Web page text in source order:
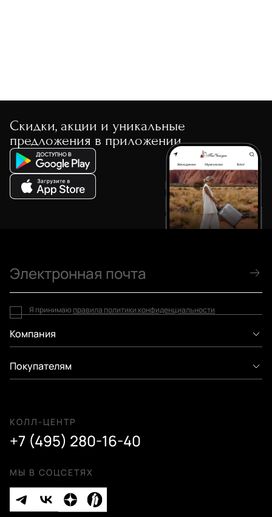
Скидки, акции и уникальные
предложения в приложении
Компания
Покупателям
КОЛЛ-ЦЕНТР
+7 (495) 280-16-40
МЫ В СОЦСЕТЯХ
Я принимаю правила политики конфиденциальности